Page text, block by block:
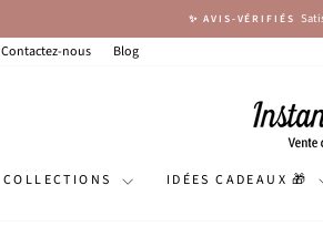
✨ AVIS-VÉRIFIÉS
Contactez-nous Blog
COLLECTIONS IDÉES CADEAUX 🎁